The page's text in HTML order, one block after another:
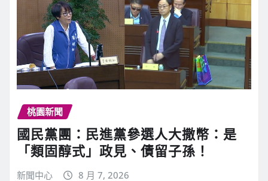
桃園新聞
國民黨團：民進黨參選人大撒幣：是
「類固醇式」政見、債留子孫！
新聞中心 8 月 7, 2026